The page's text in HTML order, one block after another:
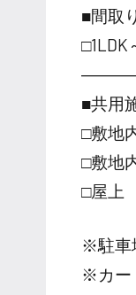
■間取
□1LDK
■共用
□敷
□敷地
□屋
※駐車
※カー